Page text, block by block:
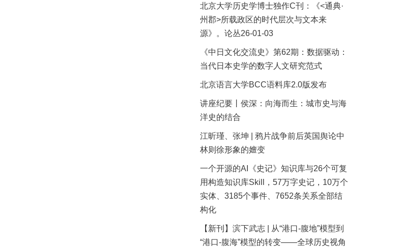
北京大学历史学博士独作C刊：《<通典·
州郡>所载政区的时代层次与文本来
源》。论丛26-01-03
《中日文化交流史》第62期：数据驱动：
当代日本史学的数字人文研究范式
北京语言大学BCC语料库2.0版发布
讲座纪要丨侯深：向海而生：城市史与海
洋史的结合
江昕瑾、张坤 | 鸦片战争前后英国舆论中
林则徐形象的嬗变
一个开源的AI《史记》知识库与26个可复
用构造知识库Skill，57万字史记，10万个
实体、3185个事件、7652条关系全部结
构化
【新刊】滨下武志 | 从“港口-腹地”模型到
“港口-腹海”模型的转变——全球历史视角